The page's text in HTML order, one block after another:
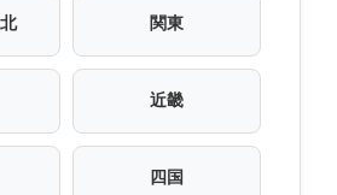
関東
近畿
四国